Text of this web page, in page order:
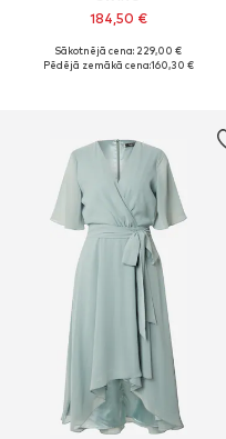
184,50 €
Pieejamie izmēri: 34, 36, 38, 40, 42, 44
Sākotnējā cena: 229,00 €
Pēdējā zemākā cena:160,30 €